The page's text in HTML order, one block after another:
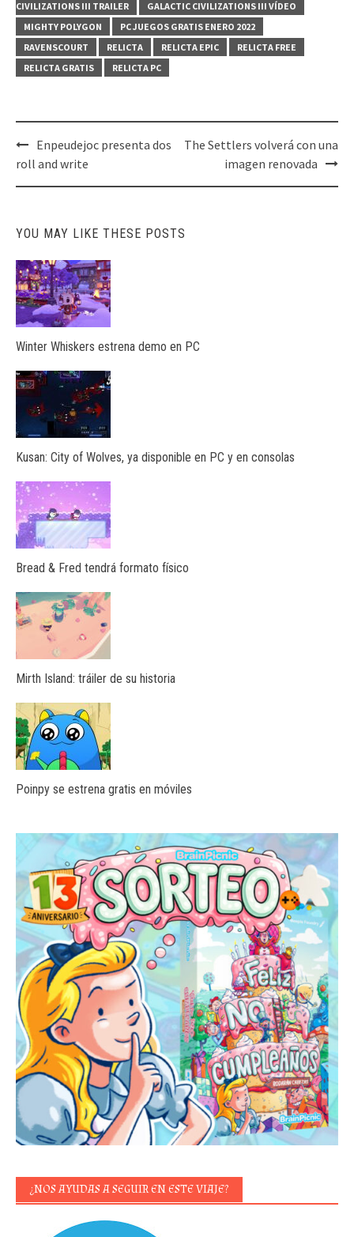
CIVILIZATIONS III TRAILER
GALACTIC CIVILIZATIONS III VÍDEO
MIGHTY POLYGON
PC JUEGOS GRATIS ENERO 2022
RAVENSCOURT
RELICTA RELICTA EPIC
RELICTA FREE
RELICTA GRATIS
RELICTA PC
Post
navigation
Enpeudejoc presenta dos
roll and write
The Settlers volverá con una
imagen renovada
YOU MAY LIKE THESE POSTS
Winter Whiskers estrena demo en PC
Kusan: City of Wolves, ya disponible en PC y en consolas
Bread & Fred tendrá formato físico
Mirth Island: tráiler de su historia
Poinpy se estrena gratis en móviles
¿NOS AYUDAS A SEGUIR EN ESTE VIAJE?